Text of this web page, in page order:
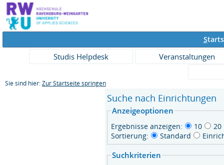
S
Studis Helpdesk
Veranstaltungen
Sie sind hier: Zur Startseite springen
Suche nach Einrichtungen
Anzeigeoptionen
Ergebnisse anzeigen: 10
20
Sortierung:
Standard
Suchkriterien